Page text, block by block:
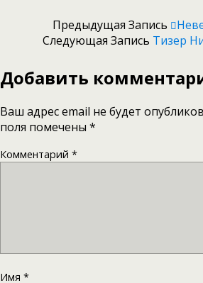
Предыдущая Запись
Следующая Запись Тизер
Добавить
Ваш адрес email не будет
поля помечены *
Комментарий *
Имя *